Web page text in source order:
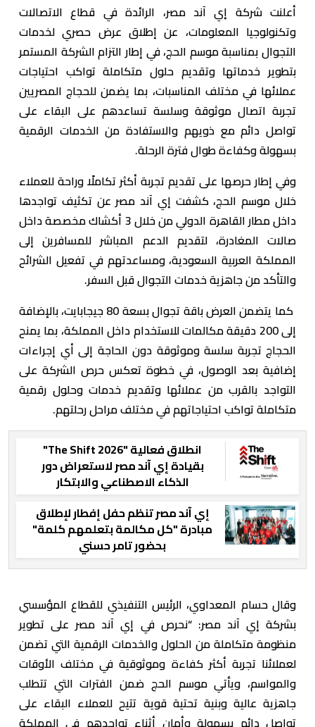
أعلنت شركة إي آند مصر، الرائدة في قطاع الاتصالات
وتكنولوجيا المعلومات، عن إطلاق عرض حصري لخدمات
التجوال بمناسبة موسم الحج، في إطار التزام الشركة المستمر
بتطوير خدماتها وتقديم حلول متكاملة تواكب احتياجات
عملائها في مختلف المناسبات، بما يضمن للحجاج المصريين
تجربة اتصال موثوقة وسلسة تساعدهم على البقاء على
تواصل دائم مع ذويهم والاستفادة من الخدمات الرقمية
بسهولة وكفاءة طوال فترة الرحلة.
وفي إطار حرصها على تقديم تجربة أكثر تكاملًا وراحة للعملاء
خلال موسم الحج، كشفت إي آند مصر عن تكثيف تواجدها
داخل مطار القاهرة الدولي من خلال 3 أكشاك مخصصة داخل
صالات المغادرة، لتقديم الدعم المباشر للمسافرين إلى
المملكة العربية السعودية، ومساعدتهم في تفعيل الشرائح
والتأكد من جاهزية خدمات التجوال قبل السفر.
كما يتضمن العرض باقة تجوال بسعة 80 جيجابايت، بالإضافة
إلى 200 دقيقة مكالمات للاستخدام داخل المملكة، بما يمنح
الحجاج تجربة سلسة وموثوقة دون الحاجة إلى أي إجراءات
إضافية بعد الوصول، في خطوة تعكس حرص الشركة على
التواجد بالقرب من عملائها وتقديم خدمات وحلول رقمية
متكاملة تواكب احتياجاتهم في مختلف مراحل رحلتهم.
انطلاق فعالية "The Shift 2026"
بقيادة إي آند مصر لاستعراض دور
الذكاء الاصطناعي والابتكار
التكنولوجي في إعادة تشكيل
الاقتصاد العالمي
إي آند مصر تنظم حفل إفطار لإطلاق
مبادرة "كل مكالمة بتعلمهم كلمة"
بحضور تامر حسني
وقال حسام المعداوي، الرئيس التنفيذي للقطاع المؤسسي
بشركة إي آند مصر: “نحرص في إي آند مصر على تطوير
منظومة متكاملة من الحلول والخدمات الرقمية التي تضمن
لعملائنا تجربة أكثر كفاءة وموثوقية في مختلف الأوقات
والمواسم، ويأتي موسم الحج ضمن الفترات التي تتطلب
جاهزية عالية وبنية تحتية قوية تتيح للعملاء البقاء على
تواصل دائم بسهولة وأمان أثناء تواجدهم في المملكة